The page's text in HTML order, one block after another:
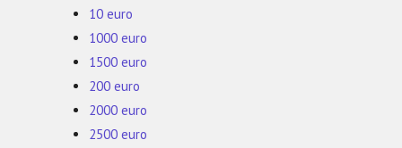
10 euro
1000 euro
1500 euro
200 euro
2000 euro
2500 euro